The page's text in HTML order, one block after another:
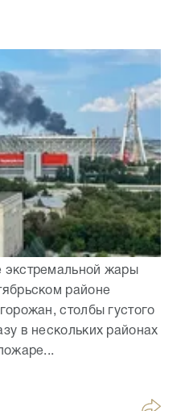
жары
районе
столбы густого
в нескольких районах